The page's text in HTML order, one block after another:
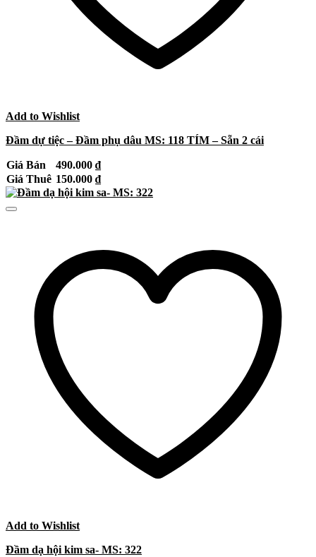
Add to Wishlist
Đầm dự tiệc – Đầm phụ dâu MS: 118 TÍM – Sẵn 2 cái
Giá Bán 490.000 ₫
Giá Thuê 150.000 ₫
Add to Wishlist
Đầm dạ hội kim sa- MS: 322